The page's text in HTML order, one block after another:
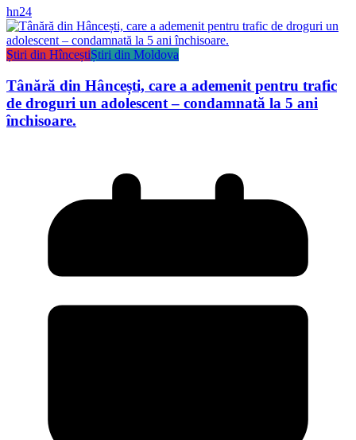
hn24
Știri din HînceștiȘtiri din Moldova
Tânără din Hâncești, care a ademenit pentru trafic
de droguri un adolescent – condamnată la 5 ani
închisoare.